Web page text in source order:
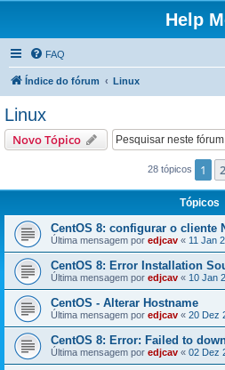
Help
FAQ
Índice do fórum Linux
Linux
Novo Tópico
28 tópicos 1 2
Tópicos
CentOS 8: configurar o cliente
Última mensagem por edjcav « 11 Jan
CentOS 8: Error Installation
Última mensagem por edjcav « 10 Jan
CentOS - Alterar Hostname
Última mensagem por edjcav « 20 Dez
CentOS 8: Error: Failed to
Última mensagem por edjcav « 02 Dez